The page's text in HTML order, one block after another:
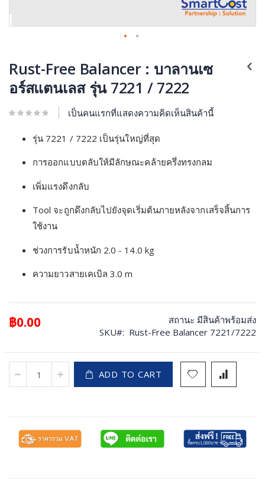
Rust-Free Balancer : บาลานเซ
อร์สแตนเลส รุ่น 7221 / 7222
เป็นคนแรกที่แสดงความคิดเห็นสินค้านี้
รุ่น 7221 / 7222 เป็นรุ่นใหญ่ที่สุด
การออกแบบตลับให้มีลักษณะคล้ายครึ่งทรงกลม
เพิ่มแรงดึงกลับ
Tool จะถูกดึงกลับไปยังจุดเริ่มต้นภายหลังจากเสร็จสิ้นการ
ใช้งาน
ช่วงการรับน้ำหนัก 2.0 - 14.0 kg
ความยาวสายเคเบิล 3.0 m
฿0.00 สถานะ มีสินค้าพร้อมส่ง
SKU
Rust-Free Balancer 7221/7222
ADD TO CART